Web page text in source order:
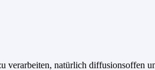
verarbeiten, natürlich diffusionsoffen